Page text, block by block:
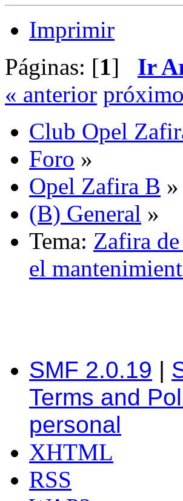
Imprimir
Páginas: [1] Ir
« anterior
Club Opel
Foro »
Opel Zafira B »
(B) General »
Tema: Zafira
el
SMF 2.0.19 |
Terms and
personal
XHTML
RSS